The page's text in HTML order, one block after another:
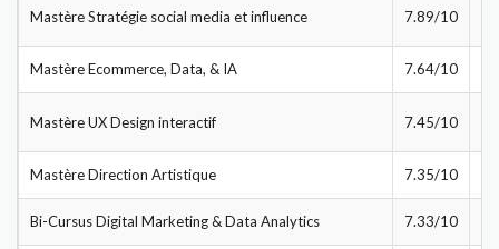
Mastère Stratégie social media et influence 7.89/10
Mastère Ecommerce, Data, & IA 7.64/10
Mastère UX Design interactif 7.45/10
Mastère Direction Artistique 7.35/10
Bi-Cursus Digital Marketing & Data Analytics 7.33/10